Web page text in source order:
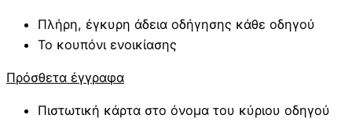
Πλήρη, έγκυρη άδεια οδήγησης κάθε οδηγού
Το κουπόνι ενοικίασης
Πρόσθετα έγγραφα
Πιστωτική κάρτα στο όνομα του κύριου οδηγού